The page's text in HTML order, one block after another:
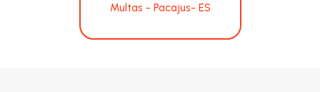
Multas - Pacajus- ES